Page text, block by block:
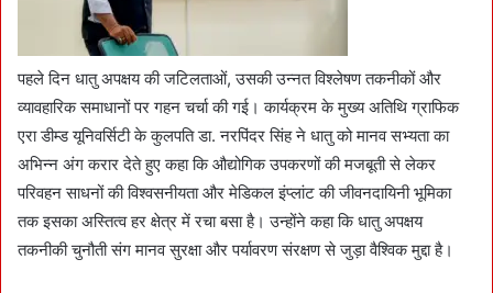
पहले दिन धातु अपक्षय की जटिलताओं, उसकी उन्नत विश्लेषण तकनीकों और
व्यावहारिक समाधानों पर गहन चर्चा की गई। कार्यक्रम के मुख्य अतिथि ग्राफिक
एरा डीम्ड यूनिवर्सिटी के कुलपति डा. नरपिंदर सिंह ने धातु को मानव सभ्यता का
अभिन्न अंग करार देते हुए कहा कि औद्योगिक उपकरणों की मजबूती से लेकर
परिवहन साधनों की विश्वसनीयता और मेडिकल इंप्लांट की जीवनदायिनी भूमिका
तक इसका अस्तित्व हर क्षेत्र में रचा बसा है। उन्होंने कहा कि धातु अपक्षय
तकनीकी चुनौती संग मानव सुरक्षा और पर्यावरण संरक्षण से जुड़ा वैश्विक मुद्दा है।